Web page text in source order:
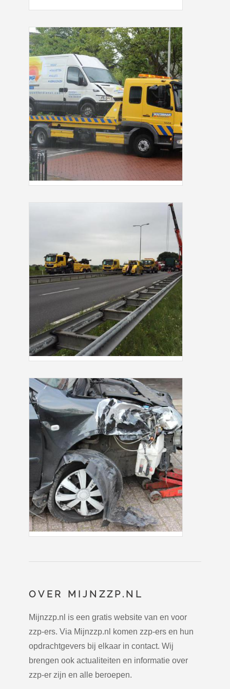
OVER MIJNZZP.NL
Mijnzzp.nl is een gratis website van en voor
zzp-ers. Via Mijnzzp.nl komen zzp-ers en hun
opdrachtgevers bij elkaar in contact. Wij
brengen ook actualiteiten en informatie over
zzp-er zijn en alle beroepen.